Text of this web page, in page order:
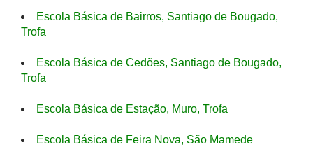
Escola Básica de Bairros, Santiago de Bougado,
Trofa
Escola Básica de Cedões, Santiago de Bougado,
Trofa
Escola Básica de Estação, Muro, Trofa
Escola Básica de Feira Nova, São Mamede